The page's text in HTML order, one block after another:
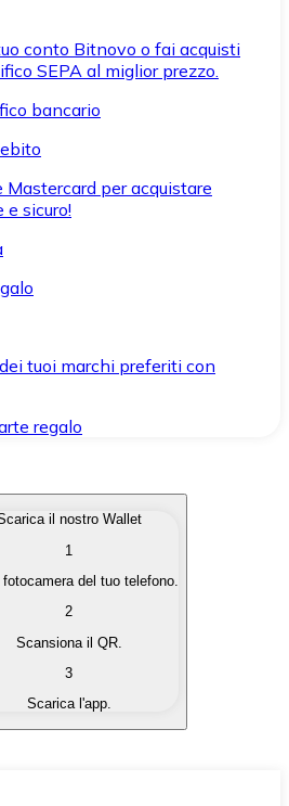
conto Bitnovo o fai acquisti
SEPA al miglior prezzo.
bancario
Mastercard per acquistare
e sicuro!
tuoi marchi preferiti con
regalo
che ti interessano in modo
in valuta fiat quando ne
con un'altra
in un Wallet self-custodial.
il nostro Wallet
1
del tuo telefono.
2
Scansiona il QR.
3
Scarica l'app.